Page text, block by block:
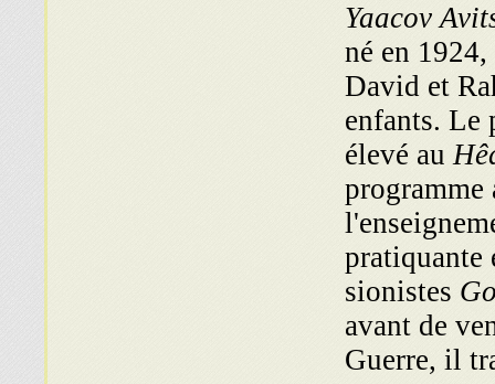
Yaacov
né en
David et
enfants. Le
élevé au
programme
pratiquante
sionistes
avant de
Guerre, il